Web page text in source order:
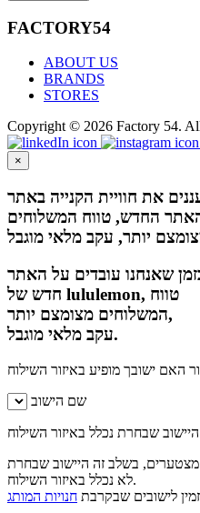
FACTORY54
ABOUT US
BRANDS
STORES
Copyright © 2026 Factory 54.
×
החדש, טווח המשלוחים
שאנחנו עובדים על האתר
חדש של lululemon, טווח
המשלוחים מצומצם יותר,
עקב מלאי מוגבל.
שם הישוב
היישוב שבחרת נכלל באיזור השילוח
מצטערים, בשלב זה היישוב שבחרת
לא נכלל באיזור השילוח.
לישובים שבקרבת